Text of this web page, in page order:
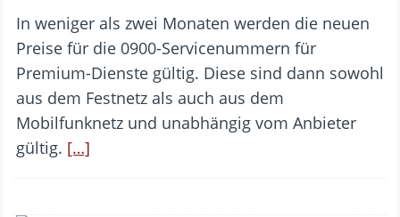
In weniger als zwei Monaten werden die neuen
Preise für die 0900-Servicenummern für
Premium-Dienste gültig. Diese sind dann sowohl
aus dem Festnetz als auch aus dem
Mobilfunknetz und unabhängig vom Anbieter
gültig. […]